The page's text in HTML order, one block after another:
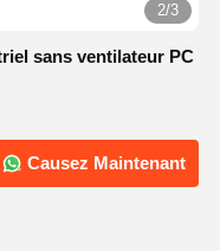
2/3
sans ventilateur PC
Causez Maintenant